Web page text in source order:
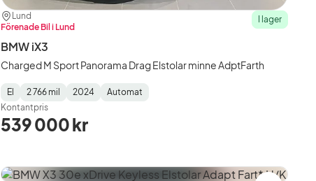
Plats:
Lund
Återförsäljare:
Förenade Bil i Lund
I lager
BMW iX3
Charged M Sport Panorama Drag Elstolar minne AdptFarth
Fuel
Type:
El
Mätarställning:
2 766 mil
Model
Year:
2024
Gearbox
Type:
Automat
Kontantpris
539 000 kr